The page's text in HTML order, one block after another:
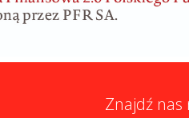
Znajdź